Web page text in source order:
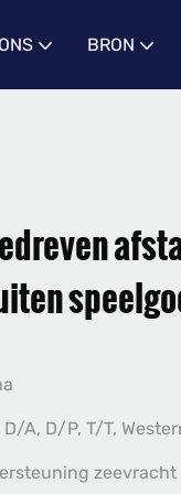
BRON
A, D/P, T/T,
zeevracht